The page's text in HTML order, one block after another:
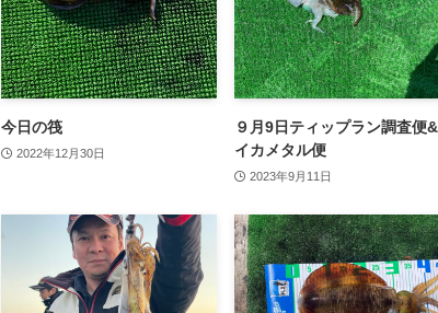
今日の筏
2022年12月30日
９月9日ティップラン調査便&
イカメタル便
2023年9月11日